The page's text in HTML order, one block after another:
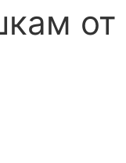
от